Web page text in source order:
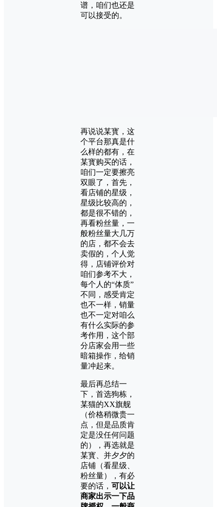
谱，咱们也还是
可以接受的。
再说说某寳，这
个平台那真是什
么样的都有，在
某寳购买的话，
咱们一定要擦亮
双眼了，首先，
看店铺的星级，
星级比较高的，
都是很不错的，
再看粉丝量，一
般粉丝量大几万
的店，都不会去
卖假的，个人觉
得，店铺评价对
咱们参考不大，
每个人的“体质”
不同，感受肯定
也不一样，销量
也不一定对咱么
有什么实际的参
考作用，这个部
分店家会用一些
暗箱操作，给销
量冲起来。
最后再总结一
下，首选狗栋，
某猫的XX旗舰
（价格稍微贵一
点，但是品质肯
定是没任何问题
的），再选就是
某寳、并夕夕的
店铺（看星级、
粉丝量），有必
要的话， 可以让
商家出示一下品